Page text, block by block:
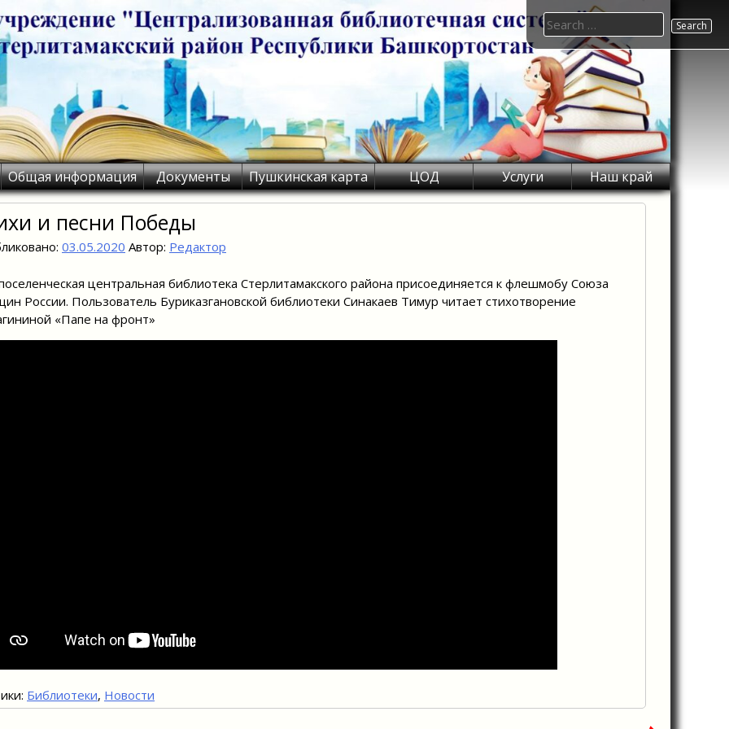
Общая информация Документы Пушкинская карта ЦОД Услуги Наш край
Search
for:
и песни Победы
03.05.2020 Автор: Редактор
центральная библиотека Стерлитамакского района присоединяется к флешмобу Союза
России. Пользователь Буриказгановской библиотеки Синакаев Тимур читает стихотворение
«Папе на фронт»
Библиотеки, Новости